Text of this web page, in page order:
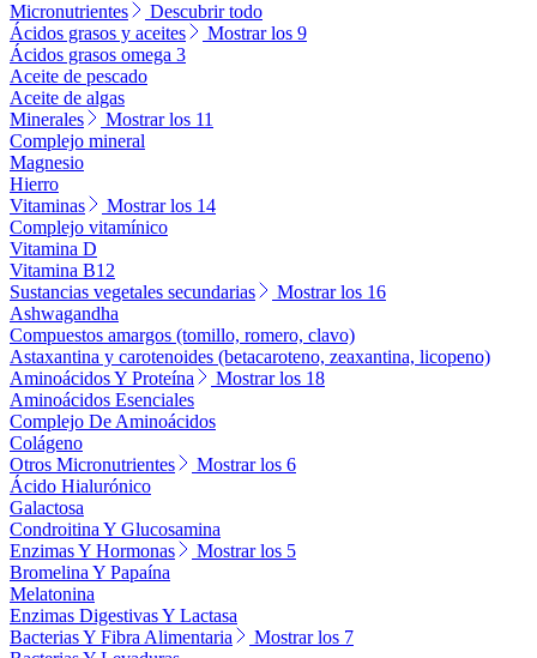
Micronutrientes
Descubrir todo
Ácidos grasos y aceites
Mostrar los 9
Ácidos grasos omega 3
Aceite de pescado
Aceite de algas
Minerales
Mostrar los 11
Complejo mineral
Magnesio
Hierro
Vitaminas
Mostrar los 14
Complejo vitamínico
Vitamina D
Vitamina B12
Sustancias vegetales secundarias
Mostrar los 16
Ashwagandha
Compuestos amargos (tomillo, romero, clavo)
Astaxantina y carotenoides (betacaroteno, zeaxantina, licopeno)
Aminoácidos Y Proteína
Mostrar los 18
Aminoácidos Esenciales
Complejo De Aminoácidos
Colágeno
Otros Micronutrientes
Mostrar los 6
Ácido Hialurónico
Galactosa
Condroitina Y Glucosamina
Enzimas Y Hormonas
Mostrar los 5
Bromelina Y Papaína
Melatonina
Enzimas Digestivas Y Lactasa
Bacterias Y Fibra Alimentaria
Mostrar los 7